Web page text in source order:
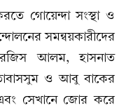
গোয়েন্দা সংস্থা ও
সমন্বয়কারীদের
আলম, হাসনাত
ও আবু বাকের
সেখানে জোর করে